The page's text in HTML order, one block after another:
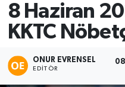
8 Haziran
KKTC
ONUR EVRENSEL
EDITÖR